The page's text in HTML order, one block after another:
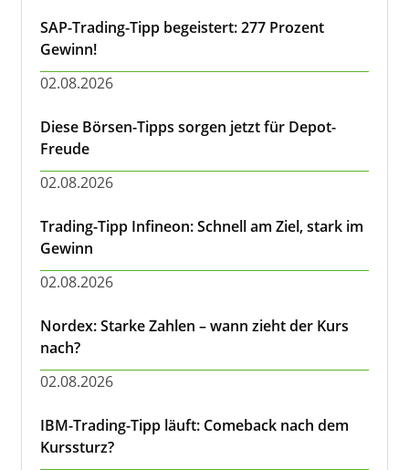
SAP-Trading-Tipp begeistert: 277 Prozent
Gewinn!
02.08.2026
Diese Börsen-Tipps sorgen jetzt für Depot-
Freude
02.08.2026
Trading-Tipp Infineon: Schnell am Ziel, stark im
Gewinn
02.08.2026
Nordex: Starke Zahlen – wann zieht der Kurs
nach?
02.08.2026
IBM-Trading-Tipp läuft: Comeback nach dem
Kurssturz?